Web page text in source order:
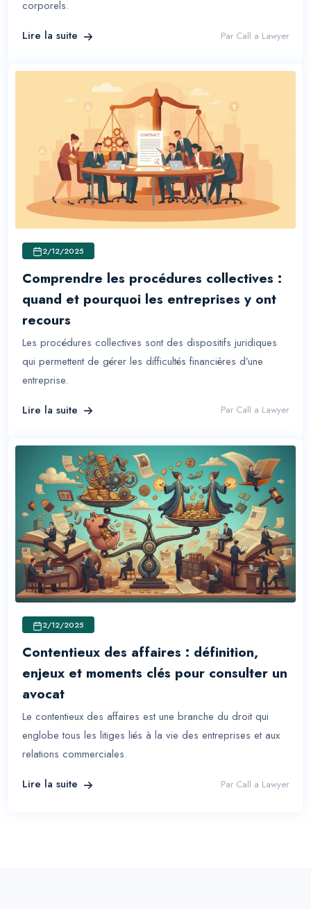
corporels.
Lire la suite
Par Call a Lawyer
2/12/2025
Comprendre les procédures collectives :
quand et pourquoi les entreprises y ont
recours
Les procédures collectives sont des dispositifs juridiques
qui permettent de gérer les difficultés financières d’une
entreprise.
Lire la suite
Par Call a Lawyer
2/12/2025
Contentieux des affaires : définition,
enjeux et moments clés pour consulter un
avocat
Le contentieux des affaires est une branche du droit qui
englobe tous les litiges liés à la vie des entreprises et aux
relations commerciales.
Lire la suite
Par Call a Lawyer